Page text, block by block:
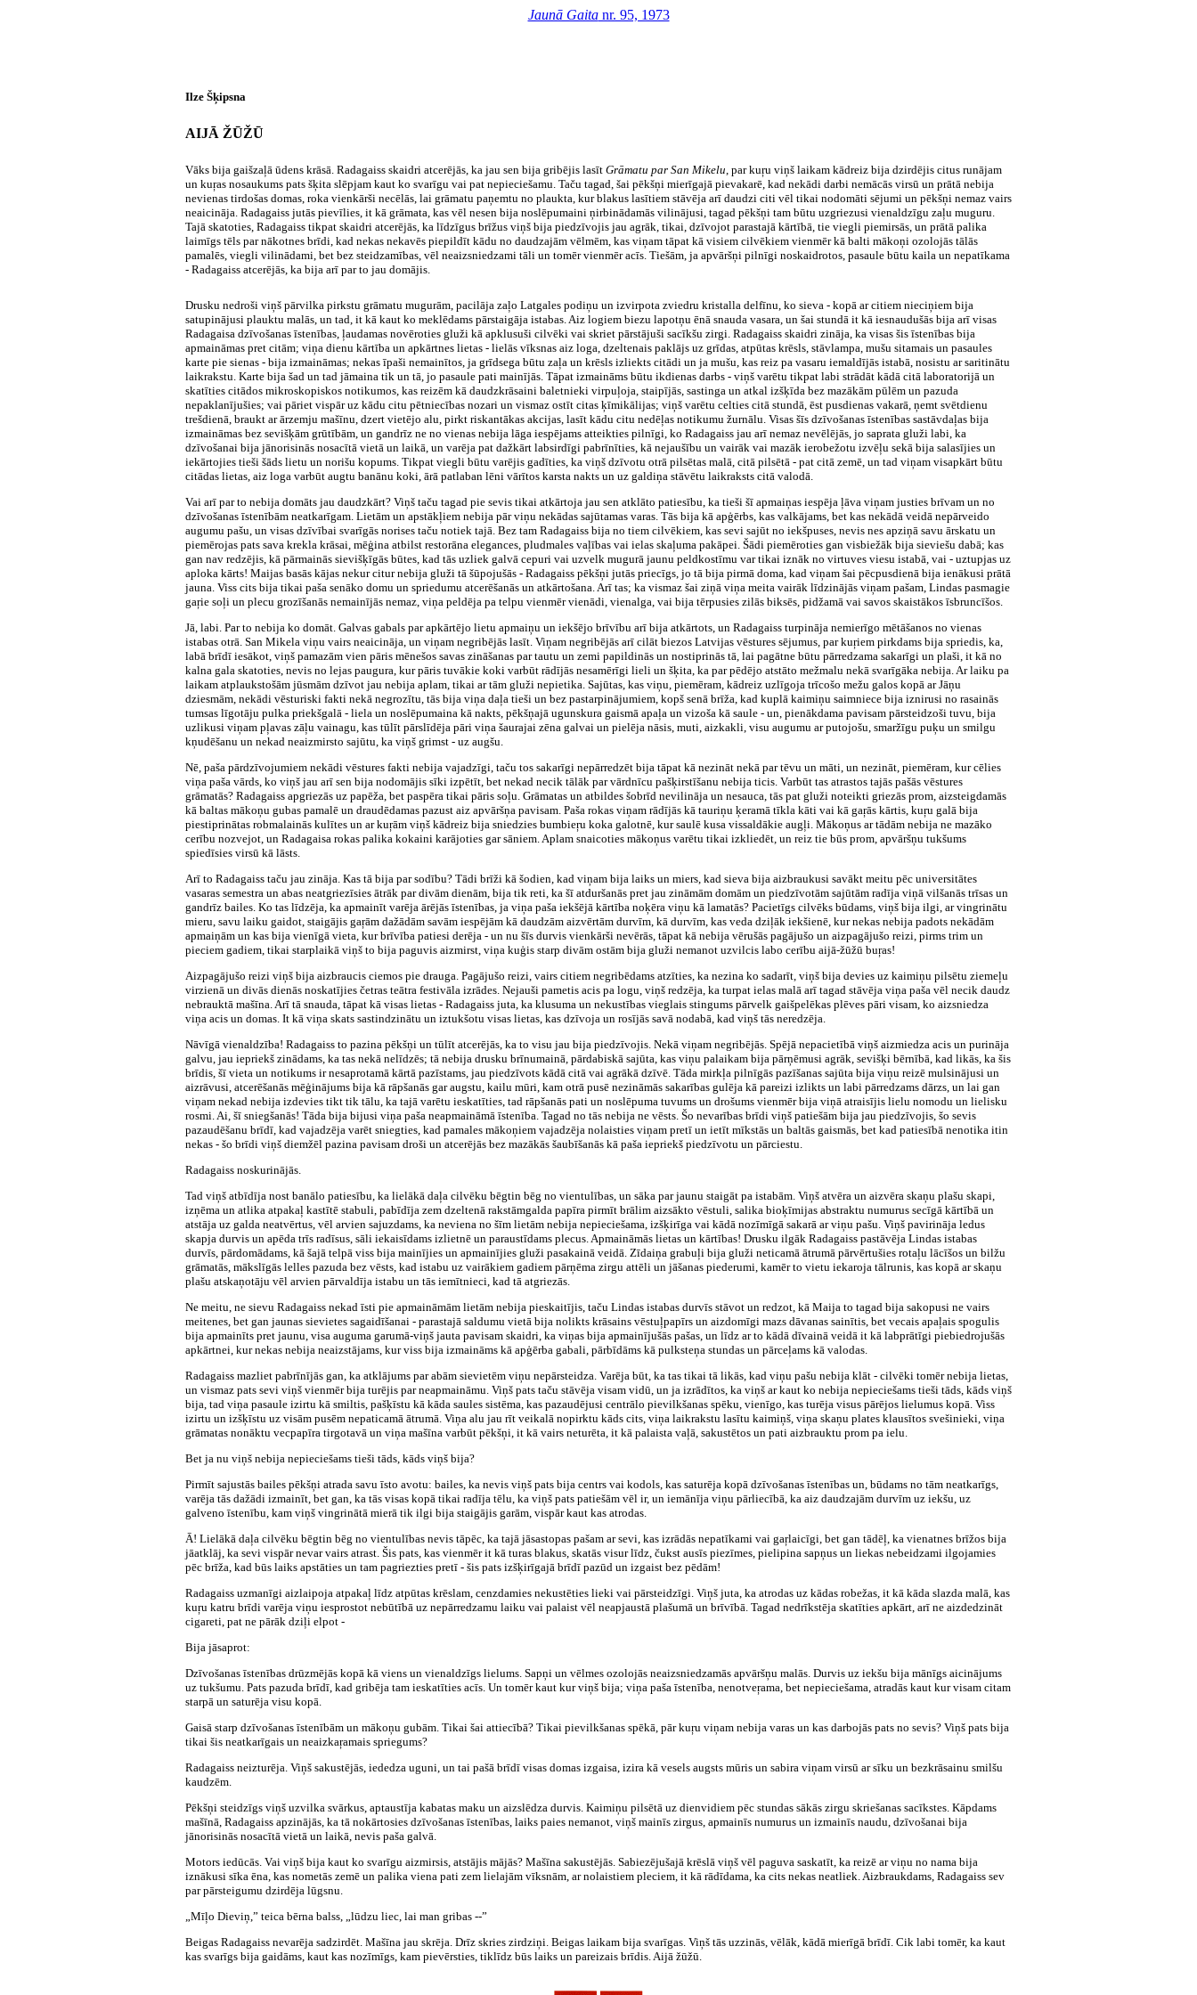
Jaunā Gaitanr. 95, 1973
Ilze Šķipsna
AIJĀ ŽŪŽŪ
Vāks bija gaišzaļā ūdens krāsā. Radagaiss skaidri atcerējās, ka jau sen bija gribējis lasīt Grāmatu par San Mikelu, par kuŗu viņš laikam kādreiz bija dzirdējis citus runājam
un kuŗas nosaukums pats šķita slēpjam kaut ko svarīgu vai pat nepieciešamu. Taču tagad, šai pēkšņi mierīgajā pievakarē, kad nekādi darbi nemācās virsū un prātā nebija
nevienas tirdošas domas, roka vienkārši necēlās, lai grāmatu paņemtu no plaukta, kur blakus lasītiem stāvēja arī daudzi citi vēl tikai nodomāti sējumi un pēkšņi nemaz vairs
neaicināja. Radagaiss jutās pievīlies, it kā grāmata, kas vēl nesen bija noslēpumaini ņirbinādamās vilinājusi, tagad pēkšņi tam būtu uzgriezusi vienaldzīgu zaļu muguru.
Tajā skatoties, Radagaiss tikpat skaidri atcerējās, ka līdzīgus brīžus viņš bija piedzīvojis jau agrāk, tikai, dzīvojot parastajā kārtībā, tie viegli piemirsās, un prātā palika
laimīgs tēls par nākotnes brīdi, kad nekas nekavēs piepildīt kādu no daudzajām vēlmēm, kas viņam tāpat kā visiem cilvēkiem vienmēr kā balti mākoņi ozolojās tālās
pamalēs, viegli vilinādami, bet bez steidzamības, vēl neaizsniedzami tāli un tomēr vienmēr acīs. Tiešām, ja apvāršņi pilnīgi noskaidrotos, pasaule būtu kaila un nepatīkama
- Radagaiss atcerējās, ka bija arī par to jau domājis.
Drusku nedroši viņš pārvilka pirkstu grāmatu mugurām, pacilāja zaļo Latgales podiņu un izvirpota zviedru kristalla delfīnu, ko sieva - kopā ar citiem nieciņiem bija
satupinājusi plauktu malās, un tad, it kā kaut ko meklēdams pārstaigāja istabas. Aiz logiem biezu lapotņu ēnā snauda vasara, un šai stundā it kā iesnaudušās bija arī visas
Radagaisa dzīvošanas īstenības, ļaudamas novēroties gluži kā apklusuši cilvēki vai skriet pārstājuši sacīkšu zirgi. Radagaiss skaidri zināja, ka visas šis īstenības bija
apmaināmas pret citām; viņa dienu kārtība un apkārtnes lietas - lielās vīksnas aiz loga, dzeltenais paklājs uz grīdas, atpūtas krēsls, stāvlampa, mušu sitamais un pasaules
karte pie sienas - bija izmaināmas; nekas īpaši nemainītos, ja grīdsega būtu zaļa un krēsls izliekts citādi un ja mušu, kas reiz pa vasaru iemaldījās istabā, nosistu ar saritinātu
laikrakstu. Karte bija šad un tad jāmaina tik un tā, jo pasaule pati mainījās. Tāpat izmaināms būtu ikdienas darbs - viņš varētu tikpat labi strādāt kādā citā laboratorijā un
skatīties citādos mikroskopiskos notikumos, kas reizēm kā daudzkrāsaini baletnieki virpuļoja, staipījās, sastinga un atkal izšķīda bez mazākām pūlēm un pazuda
nepaklanījušies; vai pāriet vispār uz kādu citu pētniecības nozari un vismaz ostīt citas ķīmikālijas; viņš varētu celties citā stundā, ēst pusdienas vakarā, ņemt svētdienu
trešdienā, braukt ar ārzemju mašīnu, dzert vietējo alu, pirkt riskantākas akcijas, lasīt kādu citu nedēļas notikumu žurnālu. Visas šīs dzīvošanas īstenības sastāvdaļas bija
izmaināmas bez sevišķām grūtībām, un gandrīz ne no vienas nebija lāga iespējams atteikties pilnīgi, ko Radagaiss jau arī nemaz nevēlējās, jo saprata gluži labi, ka
dzīvošanai bija jānorisinās nosacītā vietā un laikā, un varēja pat dažkārt labsirdīgi pabrīnīties, kā nejaušību un vairāk vai mazāk ierobežotu izvēļu sekā bija salasījies un
iekārtojies tieši šāds lietu un norišu kopums. Tikpat viegli būtu varējis gadīties, ka viņš dzīvotu otrā pilsētas malā, citā pilsētā - pat citā zemē, un tad viņam visapkārt būtu
citādas lietas, aiz loga varbūt augtu banānu koki, ārā patlaban lēni vārītos karsta nakts un uz galdiņa stāvētu laikraksts citā valodā.
Vai arī par to nebija domāts jau daudzkārt? Viņš taču tagad pie sevis tikai atkārtoja jau sen atklāto patiesību, ka tieši šī apmaiņas iespēja ļāva viņam justies brīvam un no
dzīvošanas īstenībām neatkarīgam. Lietām un apstākļiem nebija pār viņu nekādas sajūtamas varas. Tās bija kā apģērbs, kas valkājams, bet kas nekādā veidā nepārveido
augumu pašu, un visas dzīvībai svarīgās norises taču notiek tajā. Bez tam Radagaiss bija no tiem cilvēkiem, kas sevi sajūt no iekšpuses, nevis nes apziņā savu ārskatu un
piemērojas pats sava krekla krāsai, mēģina atbilst restorāna elegances, pludmales vaļības vai ielas skaļuma pakāpei. Šādi piemēroties gan visbiežāk bija sieviešu dabā; kas
gan nav redzējis, kā pārmainās sievišķīgās būtes, kad tās uzliek galvā cepuri vai uzvelk mugurā jaunu peldkostīmu var tikai iznāk no virtuves viesu istabā, vai - uztupjas uz
aploka kārts! Maijas basās kājas nekur citur nebija gluži tā šūpojušās - Radagaiss pēkšņi jutās priecīgs, jo tā bija pirmā doma, kad viņam šai pēcpusdienā bija ienākusi prātā
jauna. Viss cits bija tikai paša senāko domu un spriedumu atcerēšanās un atkārtošana. Arī tas; ka vismaz šai ziņā viņa meita vairāk līdzinājās viņam pašam, Lindas pasmagie
gaŗie soļi un plecu grozīšanās nemainījās nemaz, viņa peldēja pa telpu vienmēr vienādi, vienalga, vai bija tērpusies zilās biksēs, pidžamā vai savos skaistākos īsbruncīšos.
Jā, labi. Par to nebija ko domāt. Galvas gabals par apkārtējo lietu apmaiņu un iekšējo brīvību arī bija atkārtots, un Radagaiss turpināja nemierīgo mētāšanos no vienas
istabas otrā. San Mikela viņu vairs neaicināja, un viņam negribējās lasīt. Viņam negribējās arī cilāt biezos Latvijas vēstures sējumus, par kuŗiem pirkdams bija spriedis, ka,
labā brīdī iesākot, viņš pamazām vien pāris mēnešos savas zināšanas par tautu un zemi papildinās un nostiprinās tā, lai pagātne būtu pārredzama sakarīgi un plaši, it kā no
kalna gala skatoties, nevis no lejas paugura, kur pāris tuvākie koki varbūt rādījās nesamērīgi lieli un šķita, ka par pēdējo atstāto mežmalu nekā svarīgāka nebija. Ar laiku pa
laikam atplaukstošām jūsmām dzīvot jau nebija aplam, tikai ar tām gluži nepietika. Sajūtas, kas viņu, piemēram, kādreiz uzlīgoja trīcošo mežu galos kopā ar Jāņu
dziesmām, nekādi vēsturiski fakti nekā negrozītu, tās bija viņa daļa tieši un bez pastarpinājumiem, kopš senā brīža, kad kuplā kaimiņu saimniece bija iznirusi no rasainās
tumsas līgotāju pulka priekšgalā - liela un noslēpumaina kā nakts, pēkšņajā ugunskura gaismā apaļa un vizoša kā saule - un, pienākdama pavisam pārsteidzoši tuvu, bija
uzlikusi viņam pļavas zāļu vainagu, kas tūlīt pārslīdēja pāri viņa šaurajai zēna galvai un pielēja nāsis, muti, aizkakli, visu augumu ar putojošu, smaržīgu puķu un smilgu
kņudēšanu un nekad neaizmirsto sajūtu, ka viņš grimst - uz augšu.
Nē, paša pārdzīvojumiem nekādi vēstures fakti nebija vajadzīgi, taču tos sakarīgi nepārredzēt bija tāpat kā nezināt nekā par tēvu un māti, un nezināt, piemēram, kur cēlies
viņa paša vārds, ko viņš jau arī sen bija nodomājis sīki izpētīt, bet nekad necik tālāk par vārdnīcu pašķirstīšanu nebija ticis. Varbūt tas atrastos tajās pašās vēstures
grāmatās? Radagaiss apgriezās uz papēža, bet paspēra tikai pāris soļu. Grāmatas un atbildes šobrīd nevilināja un nesauca, tās pat gluži noteikti griezās prom, aizsteigdamās
kā baltas mākoņu gubas pamalē un draudēdamas pazust aiz apvāršņa pavisam. Paša rokas viņam rādījās kā tauriņu ķeramā tīkla kāti vai kā gaŗās kārtis, kuŗu galā bija
piestiprinātas robmalainās kulītes un ar kuŗām viņš kādreiz bija sniedzies bumbieŗu koka galotnē, kur saulē kusa vissaldākie augļi. Mākoņus ar tādām nebija ne mazāko
cerību nozvejot, un Radagaisa rokas palika kokaini karājoties gar sāniem. Aplam snaicoties mākoņus varētu tikai izkliedēt, un reiz tie būs prom, apvāršņu tukšums
spiedīsies virsū kā lāsts.
Arī to Radagaiss taču jau zināja. Kas tā bija par sodību? Tādi brīži kā šodien, kad viņam bija laiks un miers, kad sieva bija aizbraukusi savākt meitu pēc universitātes
vasaras semestra un abas neatgriezīsies ātrāk par divām dienām, bija tik reti, ka šī atduršanās pret jau zināmām domām un piedzīvotām sajūtām radīja viņā vilšanās trīsas un
gandrīz bailes. Ko tas līdzēja, ka apmainīt varēja ārējās īstenības, ja viņa paša iekšējā kārtība noķēra viņu kā lamatās? Pacietīgs cilvēks būdams, viņš bija ilgi, ar vingrinātu
mieru, savu laiku gaidot, staigājis gaŗām dažādām savām iespējām kā daudzām aizvērtām durvīm, kā durvīm, kas veda dziļāk iekšienē, kur nekas nebija padots nekādām
apmaiņām un kas bija vienīgā vieta, kur brīvība patiesi derēja - un nu šīs durvis vienkārši nevērās, tāpat kā nebija vērušās pagājušo un aizpagājušo reizi, pirms trim un
pieciem gadiem, tikai starplaikā viņš to bija paguvis aizmirst, viņa kuģis starp divām ostām bija gluži nemanot uzvilcis labo cerību aijā-žūžū buŗas!
Aizpagājušo reizi viņš bija aizbraucis ciemos pie drauga. Pagājušo reizi, vairs citiem negribēdams atzīties, ka nezina ko sadarīt, viņš bija devies uz kaimiņu pilsētu ziemeļu
virzienā un divās dienās noskatījies četras teātra festivāla izrādes. Nejauši pametis acis pa logu, viņš redzēja, ka turpat ielas malā arī tagad stāvēja viņa paša vēl necik daudz
nebrauktā mašīna. Arī tā snauda, tāpat kā visas lietas - Radagaiss juta, ka klusuma un nekustības vieglais stingums pārvelk gaišpelēkas plēves pāri visam, ko aizsniedza
viņa acis un domas. It kā viņa skats sastindzinātu un iztukšotu visas lietas, kas dzīvoja un rosījās savā nodabā, kad viņš tās neredzēja.
Nāvīgā vienaldzība! Radagaiss to pazina pēkšņi un tūlīt atcerējās, ka to visu jau bija piedzīvojis. Nekā viņam negribējās. Spējā nepacietībā viņš aizmiedza acis un purināja
galvu, jau iepriekš zinādams, ka tas nekā nelīdzēs; tā nebija drusku brīnumainā, pārdabiskā sajūta, kas viņu palaikam bija pārņēmusi agrāk, sevišķi bērnībā, kad likās, ka šis
brīdis, šī vieta un notikums ir nesaprotamā kārtā pazīstams, jau piedzīvots kādā citā vai agrākā dzīvē. Tāda mirkļa pilnīgās pazīšanas sajūta bija viņu reizē mulsinājusi un
aizrāvusi, atcerēšanās mēģinājums bija kā rāpšanās gar augstu, kailu mūri, kam otrā pusē nezināmās sakarības gulēja kā pareizi izlikts un labi pārredzams dārzs, un lai gan
viņam nekad nebija izdevies tikt tik tālu, ka tajā varētu ieskatīties, tad rāpšanās pati un noslēpuma tuvums un drošums vienmēr bija viņā atraisījis lielu nomodu un lielisku
rosmi. Ai, šī sniegšanās! Tāda bija bijusi viņa paša neapmaināmā īstenība. Tagad no tās nebija ne vēsts. Šo nevarības brīdi viņš patiešām bija jau piedzīvojis, šo sevis
pazaudēšanu brīdī, kad vajadzēja varēt sniegties, kad pamales mākoņiem vajadzēja nolaisties viņam pretī un ietīt mīkstās un baltās gaismās, bet kad patiesībā nenotika itin
nekas - šo brīdi viņš diemžēl pazina pavisam droši un atcerējās bez mazākās šaubīšanās kā paša iepriekš piedzīvotu un pārciestu.
Radagaiss noskurinājās.
Tad viņš atbīdīja nost banālo patiesību, ka lielākā daļa cilvēku bēgtin bēg no vientulības, un sāka par jaunu staigāt pa istabām. Viņš atvēra un aizvēra skaņu plašu skapi,
izņēma un atlika atpakaļ kastītē stabuli, pabīdīja zem dzeltenā rakstāmgalda papīra pirmīt brālim aizsākto vēstuli, salika bioķīmijas abstraktu numurus secīgā kārtībā un
atstāja uz galda neatvērtus, vēl arvien sajuzdams, ka neviena no šīm lietām nebija nepieciešama, izšķirīga vai kādā nozīmīgā sakarā ar viņu pašu. Viņš pavirināja ledus
skapja durvis un apēda trīs radīsus, sāli iekaisīdams izlietnē un paraustīdams plecus. Apmaināmās lietas un kārtības! Drusku ilgāk Radagaiss pastāvēja Lindas istabas
durvīs, pārdomādams, kā šajā telpā viss bija mainījies un apmainījies gluži pasakainā veidā. Zīdaiņa grabuļi bija gluži neticamā ātrumā pārvērtušies rotaļu lācīšos un bilžu
grāmatās, mākslīgās lelles pazuda bez vēsts, kad istabu uz vairākiem gadiem pārņēma zirgu attēli un jāšanas piederumi, kamēr to vietu iekaroja tālrunis, kas kopā ar skaņu
plašu atskaņotāju vēl arvien pārvaldīja istabu un tās iemītnieci, kad tā atgriezās.
Ne meitu, ne sievu Radagaiss nekad īsti pie apmaināmām lietām nebija pieskaitījis, taču Lindas istabas durvīs stāvot un redzot, kā Maija to tagad bija sakopusi ne vairs
meitenes, bet gan jaunas sievietes sagaidīšanai - parastajā saldumu vietā bija nolikts krāsains vēstuļpapīrs un aizdomīgi mazs dāvanas sainītis, bet vecais apaļais spogulis
bija apmainīts pret jaunu, visa auguma garumā-viņš jauta pavisam skaidri, ka viņas bija apmainījušās pašas, un līdz ar to kādā dīvainā veidā it kā labprātīgi piebiedrojušās
apkārtnei, kur nekas nebija neaizstājams, kur viss bija izmaināms kā apģērba gabali, pārbīdāms kā pulksteņa stundas un pārceļams kā valodas.
Radagaiss mazliet pabrīnījās gan, ka atklājums par abām sievietēm viņu nepārsteidza. Varēja būt, ka tas tikai tā likās, kad viņu pašu nebija klāt - cilvēki tomēr nebija lietas,
un vismaz pats sevi viņš vienmēr bija turējis par neapmaināmu. Viņš pats taču stāvēja visam vidū, un ja izrādītos, ka viņš ar kaut ko nebija nepieciešams tieši tāds, kāds viņš
bija, tad viņa pasaule izirtu kā smiltis, pašķīstu kā kāda saules sistēma, kas pazaudējusi centrālo pievilkšanas spēku, vienīgo, kas turēja visus pārējos lielumus kopā. Viss
izirtu un izšķīstu uz visām pusēm nepaticamā ātrumā. Viņa alu jau rīt veikalā nopirktu kāds cits, viņa laikrakstu lasītu kaimiņš, viņa skaņu plates klausītos svešinieki, viņa
grāmatas nonāktu vecpapīra tirgotavā un viņa mašīna varbūt pēkšņi, it kā vairs neturēta, it kā palaista vaļā, sakustētos un pati aizbrauktu prom pa ielu.
Bet ja nu viņš nebija nepieciešams tieši tāds, kāds viņš bija?
Pirmīt sajustās bailes pēkšņi atrada savu īsto avotu: bailes, ka nevis viņš pats bija centrs vai kodols, kas saturēja kopā dzīvošanas īstenības un, būdams no tām neatkarīgs,
varēja tās dažādi izmainīt, bet gan, ka tās visas kopā tikai radīja tēlu, ka viņš pats patiešām vēl ir, un iemānīja viņu pārliecībā, ka aiz daudzajām durvīm uz iekšu, uz
galveno īstenību, kam viņš vingrinātā mierā tik ilgi bija staigājis garām, vispār kaut kas atrodas.
Ā! Lielākā daļa cilvēku bēgtin bēg no vientulības nevis tāpēc, ka tajā jāsastopas pašam ar sevi, kas izrādās nepatīkami vai gaŗlaicīgi, bet gan tādēļ, ka vienatnes brīžos bija
jāatklāj, ka sevi vispār nevar vairs atrast. Šis pats, kas vienmēr it kā turas blakus, skatās visur līdz, čukst ausīs piezīmes, pielipina sapņus un liekas nebeidzami ilgojamies
pēc brīža, kad būs laiks apstāties un tam pagriezties pretī - šis pats izšķirīgajā brīdī pazūd un izgaist bez pēdām!
Radagaiss uzmanīgi aizlaipoja atpakaļ līdz atpūtas krēslam, cenzdamies nekustēties lieki vai pārsteidzīgi. Viņš juta, ka atrodas uz kādas robežas, it kā kāda slazda malā, kas
kuŗu katru brīdi varēja viņu iesprostot nebūtībā uz nepārredzamu laiku vai palaist vēl neapjaustā plašumā un brīvībā. Tagad nedrīkstēja skatīties apkārt, arī ne aizdedzināt
cigareti, pat ne pārāk dziļi elpot -
Bija jāsaprot:
Dzīvošanas īstenības drūzmējās kopā kā viens un vienaldzīgs lielums. Sapņi un vēlmes ozolojās neaizsniedzamās apvāršņu malās. Durvis uz iekšu bija mānīgs aicinājums
uz tukšumu. Pats pazuda brīdī, kad gribēja tam ieskatīties acīs. Un tomēr kaut kur viņš bija; viņa paša īstenība, nenotveŗama, bet nepieciešama, atradās kaut kur visam citam
starpā un saturēja visu kopā.
Gaisā starp dzīvošanas īstenībām un mākoņu gubām. Tikai šai attiecībā? Tikai pievilkšanas spēkā, pār kuŗu viņam nebija varas un kas darbojās pats no sevis? Viņš pats bija
tikai šis neatkarīgais un neaizkaŗamais spriegums?
Radagaiss neizturēja. Viņš sakustējās, iededza uguni, un tai pašā brīdī visas domas izgaisa, izira kā vesels augsts mūris un sabira viņam virsū ar sīku un bezkrāsainu smilšu
kaudzēm.
Pēkšņi steidzīgs viņš uzvilka svārkus, aptaustīja kabatas maku un aizslēdza durvis. Kaimiņu pilsētā uz dienvidiem pēc stundas sākās zirgu skriešanas sacīkstes. Kāpdams
mašīnā, Radagaiss apzinājās, ka tā nokārtosies dzīvošanas īstenības, laiks paies nemanot, viņš mainīs zirgus, apmainīs numurus un izmainīs naudu, dzīvošanai bija
jānorisinās nosacītā vietā un laikā, nevis paša galvā.
Motors iedūcās. Vai viņš bija kaut ko svarīgu aizmirsis, atstājis mājās? Mašīna sakustējās. Sabiezējušajā krēslā viņš vēl paguva saskatīt, ka reizē ar viņu no nama bija
iznākusi sīka ēna, kas nometās zemē un palika viena pati zem lielajām vīksnām, ar nolaistiem pleciem, it kā rādīdama, ka cits nekas neatliek. Aizbraukdams, Radagaiss sev
par pārsteigumu dzirdēja lūgsnu.
„Mīļo Dieviņ,” teica bērna balss, „lūdzu liec, lai man gribas --”
Beigas Radagaiss nevarēja sadzirdēt. Mašīna jau skrēja. Drīz skries zirdziņi. Beigas laikam bija svarīgas. Viņš tās uzzinās, vēlāk, kādā mierīgā brīdī. Cik labi tomēr, ka kaut
kas svarīgs bija gaidāms, kaut kas nozīmīgs, kam pievērsties, tiklīdz būs laiks un pareizais brīdis. Aijā žūžū.